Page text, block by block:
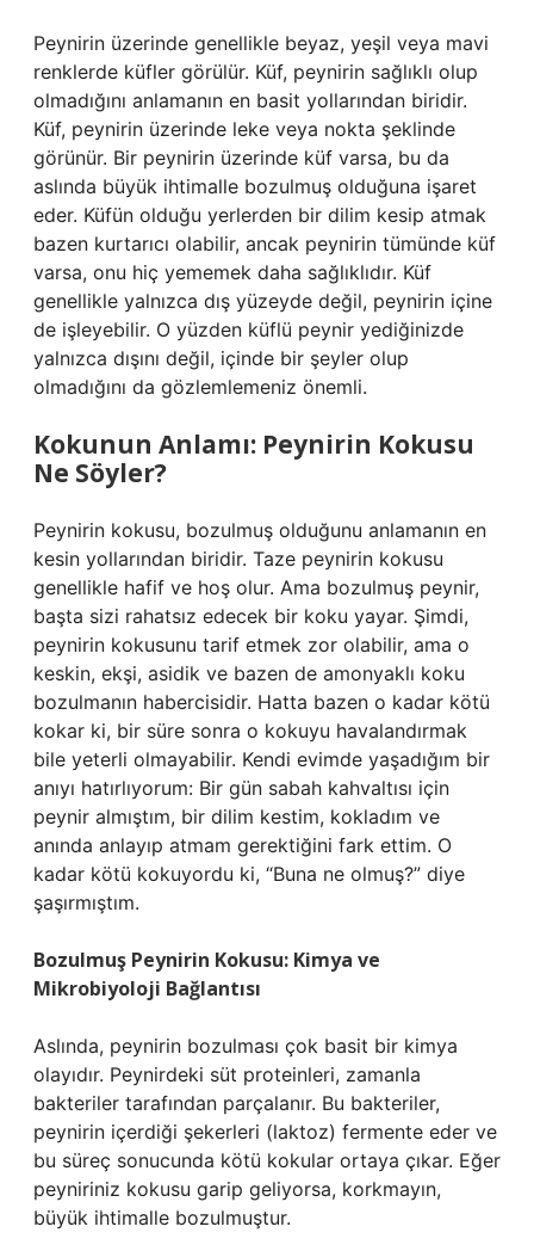
Peynirin üzerinde genellikle beyaz, yeşil veya mavi
renklerde küfler görülür. Küf, peynirin sağlıklı olup
olmadığını anlamanın en basit yollarından biridir.
Küf, peynirin üzerinde leke veya nokta şeklinde
görünür. Bir peynirin üzerinde küf varsa, bu da
aslında büyük ihtimalle bozulmuş olduğuna işaret
eder. Küfün olduğu yerlerden bir dilim kesip atmak
bazen kurtarıcı olabilir, ancak peynirin tümünde küf
varsa, onu hiç yememek daha sağlıklıdır. Küf
genellikle yalnızca dış yüzeyde değil, peynirin içine
de işleyebilir. O yüzden küflü peynir yediğinizde
yalnızca dışını değil, içinde bir şeyler olup
olmadığını da gözlemlemeniz önemli.
Kokunun Anlamı: Peynirin Kokusu
Ne Söyler?
Peynirin kokusu, bozulmuş olduğunu anlamanın en
kesin yollarından biridir. Taze peynirin kokusu
genellikle hafif ve hoş olur. Ama bozulmuş peynir,
başta sizi rahatsız edecek bir koku yayar. Şimdi,
peynirin kokusunu tarif etmek zor olabilir, ama o
keskin, ekşi, asidik ve bazen de amonyaklı koku
bozulmanın habercisidir. Hatta bazen o kadar kötü
kokar ki, bir süre sonra o kokuyu havalandırmak
bile yeterli olmayabilir. Kendi evimde yaşadığım bir
anıyı hatırlıyorum: Bir gün sabah kahvaltısı için
peynir almıştım, bir dilim kestim, kokladım ve
anında anlayıp atmam gerektiğini fark ettim. O
kadar kötü kokuyordu ki, “Buna ne olmuş?” diye
şaşırmıştım.
Bozulmuş Peynirin Kokusu: Kimya ve
Mikrobiyoloji Bağlantısı
Aslında, peynirin bozulması çok basit bir kimya
olayıdır. Peynirdeki süt proteinleri, zamanla
bakteriler tarafından parçalanır. Bu bakteriler,
peynirin içerdiği şekerleri (laktoz) fermente eder ve
bu süreç sonucunda kötü kokular ortaya çıkar. Eğer
peyniriniz kokusu garip geliyorsa, korkmayın,
büyük ihtimalle bozulmuştur.